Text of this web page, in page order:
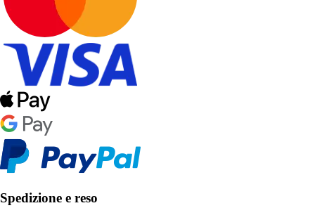
Spedizione e reso